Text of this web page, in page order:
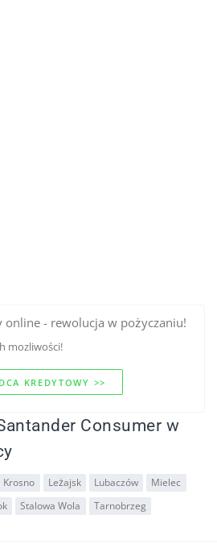
- rewolucja w pożyczaniu!
mozliwości!
KREDYTOWY >>
Consumer w
Krosno Leżajsk Lubaczów
Mielec
Stalowa Wola Tarnobrzeg